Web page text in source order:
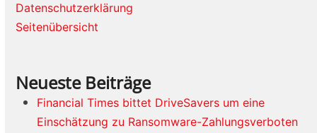
Datenschutzerklärung
Seitenübersicht
Neueste Beiträge
Financial Times bittet DriveSavers um eine
Einschätzung zu Ransomware-Zahlungsverboten